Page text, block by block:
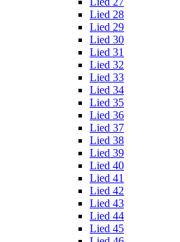
Lied 28
Lied 29
Lied 30
Lied 31
Lied 32
Lied 33
Lied 34
Lied 35
Lied 36
Lied 37
Lied 38
Lied 39
Lied 40
Lied 41
Lied 42
Lied 43
Lied 44
Lied 45